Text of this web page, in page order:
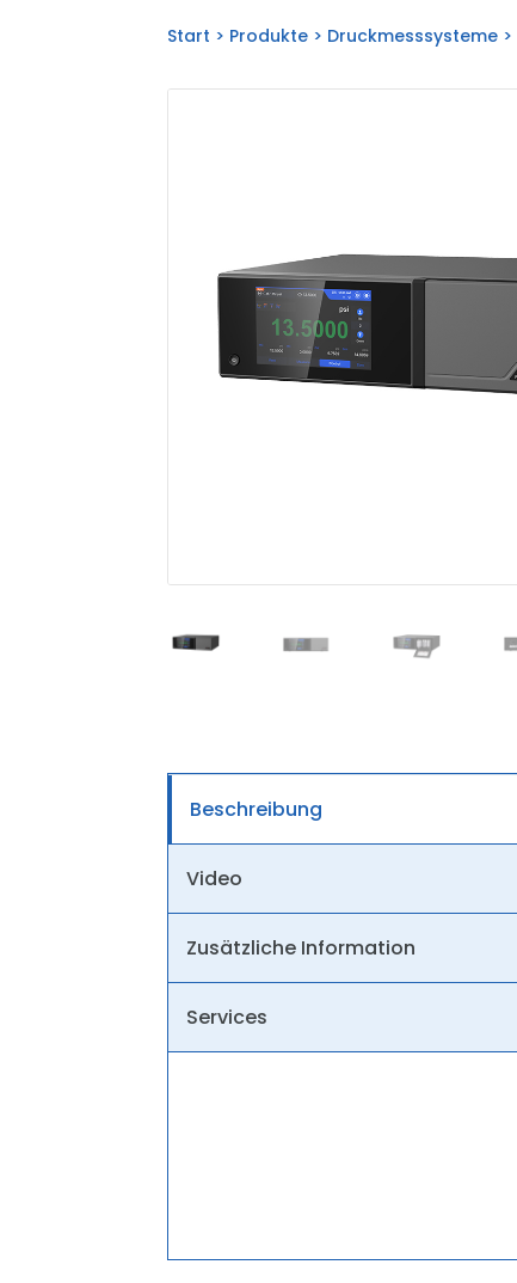
Start > Produkte > Druckmesssysteme >
Beschreibung
Video
Zusätzliche Information
Services